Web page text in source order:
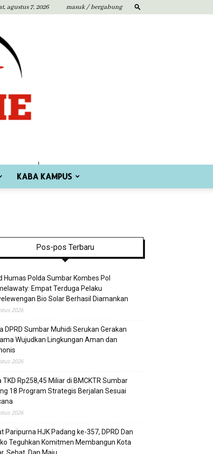
agustus 7, 2026 masuk / bergabung
KABA KAMPUS
Pos-pos Terbaru
Humas Polda Sumbar Kombes Pol
Empat Terduga Pelaku
Bio Solar Berhasil Diamankan
2026
DPRD Sumbar Muhidi Serukan Gerakan
Wujudkan Lingkungan Aman dan
2026
TKD Rp258,45 Miliar di BMCKTR Sumbar
18 Program Strategis Berjalan Sesuai
2026
Paripurna HJK Padang ke-357, DPRD Dan
Teguhkan Komitmen Membangun Kota